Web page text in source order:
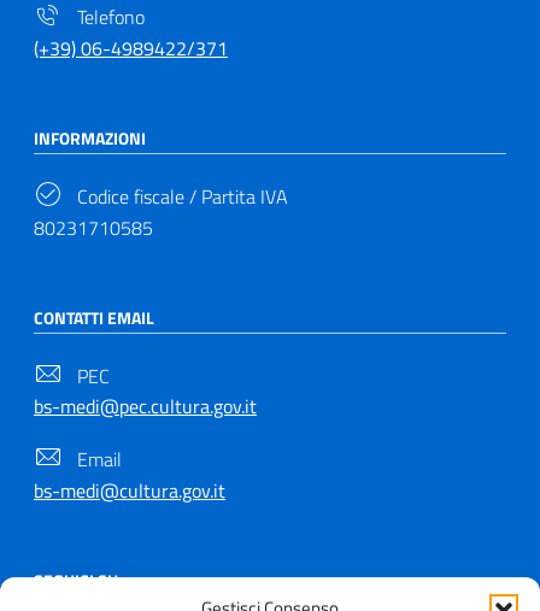
Telefono
(+39) 06-4989422/371
INFORMAZIONI
Codice fiscale / Partita IVA
80231710585
CONTATTI EMAIL
PEC
bs-medi@pec.cultura.gov.it
Email
bs-medi@cultura.gov.it
SEGUICI SU